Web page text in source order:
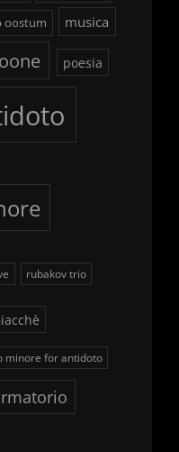
oostum musica
poesia
rubakov trio
minore for antidoto